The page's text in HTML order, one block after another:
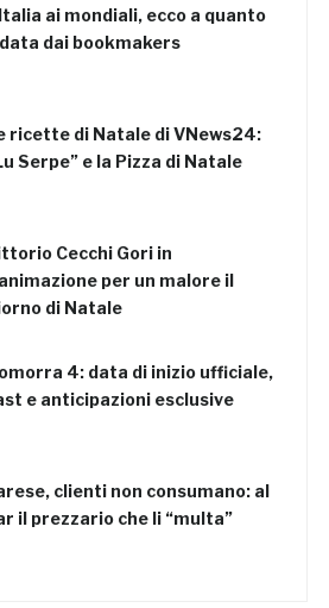
ai mondiali, ecco a quanto
dai bookmakers
ricette di Natale di VNews24:
Serpe” e la Pizza di Natale
Cecchi Gori in
per un malore il
di Natale
4: data di inizio ufficiale,
e anticipazioni esclusive
clienti non consumano: al
il prezzario che li “multa”